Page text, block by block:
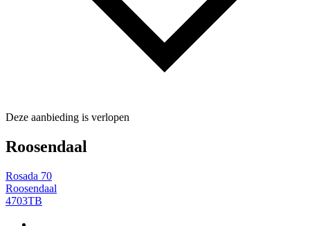
Deze aanbieding is verlopen
Roosendaal
Rosada 70
Roosendaal
4703TB